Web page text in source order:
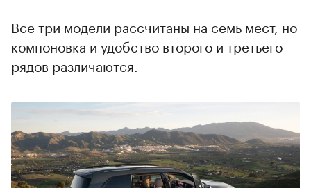
Все три модели рассчитаны на семь мест, но
компоновка и удобство второго и третьего
рядов различаются.